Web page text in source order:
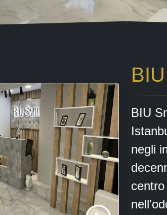
BIU
negli